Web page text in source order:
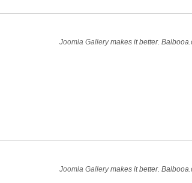
Joomla Gallerymakes it better.
Joomla Gallerymakes it better.